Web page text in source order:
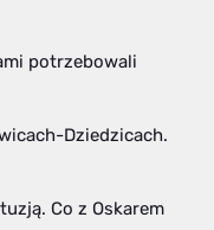
potrzebowali
Dziedzicach.
Co z Oskarem